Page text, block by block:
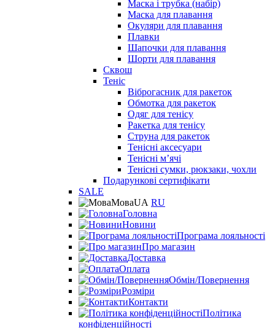
Маска і трубка (набір)
Маска для плавання
Окуляри для плавання
Плавки
Шапочки для плавання
Шорти для плавання
Сквош
Теніс
Віброгасник для ракеток
Обмотка для ракеток
Одяг для тенісу
Ракетка для тенісу
Струна для ракеток
Тенісні аксесуари
Тенісні мʼячі
Тенісні сумки, рюкзаки, чохли
Подарункові сертифікати
SALE
МоваUA RU
Головна
Новини
Програма лояльності
Про магазин
Доставка
Оплата
Обмін/Повернення
Розміри
Контакти
Політика
конфіденційності